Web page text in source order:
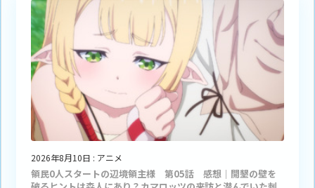
2026年8月10日 : アニメ
領民0人スタートの辺境領主様 第05話 感想｜開墾の壁を